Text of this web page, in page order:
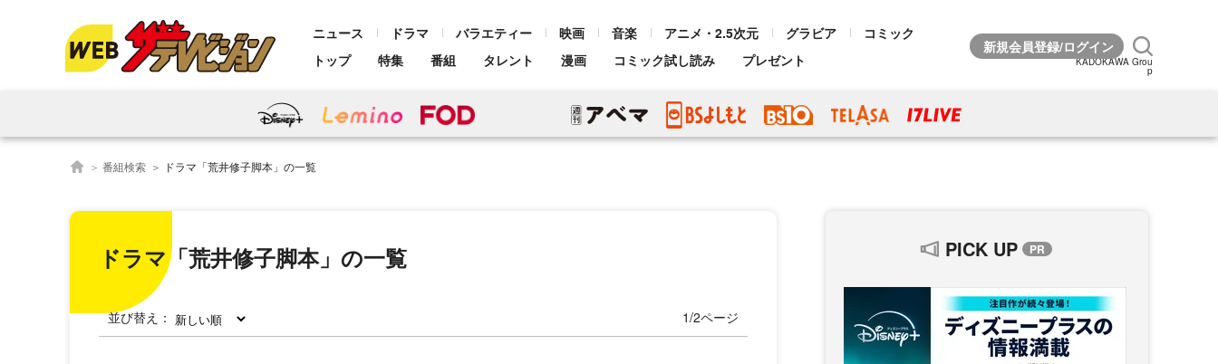
ニュース ドラマ バラエティー 映画 音楽 アニメ・2.5次元 グラビア
コミック
トップ
特集 番組 タレント 漫画 コミック試し読み プレゼント KADOKAWA Grou
p
番組検索 ドラマ「荒井修子脚本」の一覧
ドラマ「荒井修子脚本」の一覧
並び替え： 1/2ページ
PICK UP